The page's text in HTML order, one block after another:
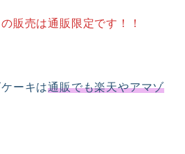
販売は通販限定です！！
ーキは通販でも楽天やアマゾ